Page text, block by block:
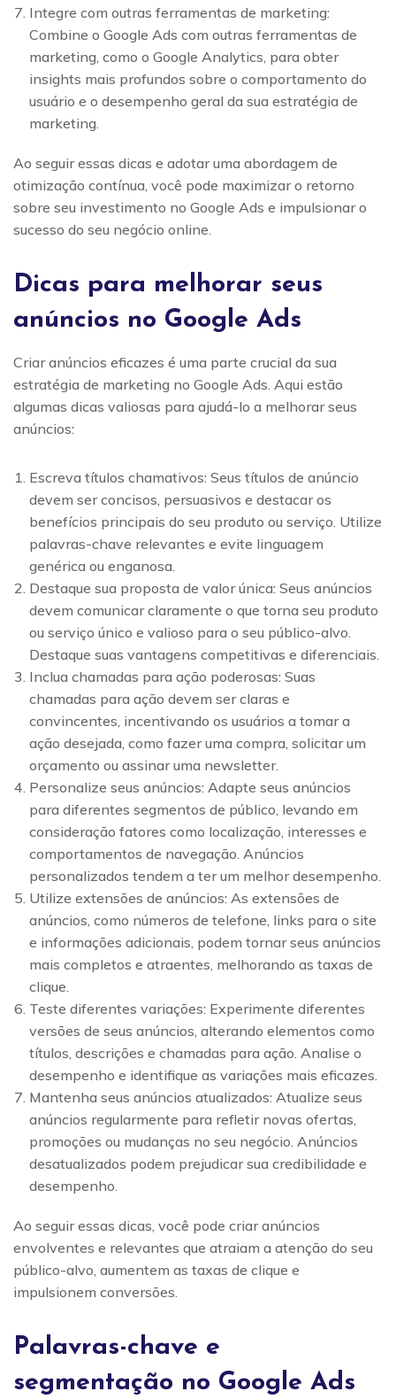
Integre com outras ferramentas de marketing:
Combine o Google Ads com outras ferramentas de
marketing, como o Google Analytics, para obter
insights mais profundos sobre o comportamento do
usuário e o desempenho geral da sua estratégia de
marketing.
Ao seguir essas dicas e adotar uma abordagem de
otimização contínua, você pode maximizar o retorno
sobre seu investimento no Google Ads e impulsionar o
sucesso do seu negócio online.
Dicas para melhorar seus
anúncios no Google Ads
Criar anúncios eficazes é uma parte crucial da sua
estratégia de marketing no Google Ads. Aqui estão
algumas dicas valiosas para ajudá-lo a melhorar seus
anúncios:
Escreva títulos chamativos: Seus títulos de anúncio
devem ser concisos, persuasivos e destacar os
benefícios principais do seu produto ou serviço. Utilize
palavras-chave relevantes e evite linguagem
genérica ou enganosa.
Destaque sua proposta de valor única: Seus anúncios
devem comunicar claramente o que torna seu produto
ou serviço único e valioso para o seu público-alvo.
Destaque suas vantagens competitivas e diferenciais.
Inclua chamadas para ação poderosas: Suas
chamadas para ação devem ser claras e
convincentes, incentivando os usuários a tomar a
ação desejada, como fazer uma compra, solicitar um
orçamento ou assinar uma newsletter.
Personalize seus anúncios: Adapte seus anúncios
para diferentes segmentos de público, levando em
consideração fatores como localização, interesses e
comportamentos de navegação. Anúncios
personalizados tendem a ter um melhor desempenho.
Utilize extensões de anúncios: As extensões de
anúncios, como números de telefone, links para o site
e informações adicionais, podem tornar seus anúncios
mais completos e atraentes, melhorando as taxas de
clique.
Teste diferentes variações: Experimente diferentes
versões de seus anúncios, alterando elementos como
títulos, descrições e chamadas para ação. Analise o
desempenho e identifique as variações mais eficazes.
Mantenha seus anúncios atualizados: Atualize seus
anúncios regularmente para refletir novas ofertas,
promoções ou mudanças no seu negócio. Anúncios
desatualizados podem prejudicar sua credibilidade e
desempenho.
Ao seguir essas dicas, você pode criar anúncios
envolventes e relevantes que atraiam a atenção do seu
público-alvo, aumentem as taxas de clique e
impulsionem conversões.
Palavras-chave e
segmentação no Google Ads